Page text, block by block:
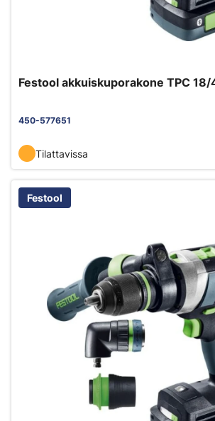
Festool akkuiskuporakone TPC
450-577651
Tilattavissa
Festool